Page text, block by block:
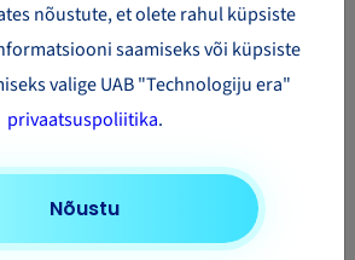
Pakivedu
Norra
nõustute, et olete rahul küpsiste
saamiseks või küpsiste
valige UAB "Technologiju era"
privaatsuspoliitika.
Nõustu